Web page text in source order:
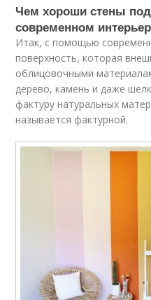
Чем хороши стены
современном
Итак, с помощью
поверхность, которая
облицовочными
дерево, камень и даже
фактуру натуральных
называется фактурной.